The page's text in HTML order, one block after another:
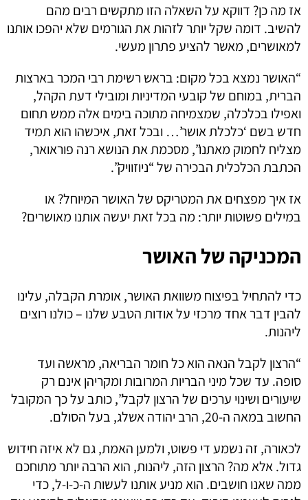
אז מה כן? דווקא על השאלה הזו מתקשים רבים מהם
להשיב. דומה שקל יותר לזהות את הגורמים שלא יהפכו אותנו
למאושרים, מאשר להציע פתרון מעשי.
“האושר נמצא בכל מקום: בראש רשימת רבי המכר בארצות
הברית, במוחם של קובעי המדיניות ומובילי דעת הקהל,
ואפילו בכלכלה, שמצמיחה מתוכה בימים אלה ממש תחום
חדש בשם ‘כלכלת אושר’… ובכל זאת, איכשהו הוא תמיד
מצליח לחמוק מאתנו”, מסכמת את הנושא רנה פוראואר,
הכתבת הכלכלית הבכירה של “ניוזוויק”.
אז איך מפצחים את המטריקס של האושר המיוחל? או
במילים פשוטות יותר: מה בכל זאת יעשה אותנו מאושרים?
המכניקה של האושר
כדי להתחיל בפיצוח משוואת האושר, אומרת הקבלה, עלינו
להבין דבר אחד מרכזי על אודות הטבע שלנו – כולנו רוצים
ליהנות.
“הרצון לקבל הנאה הוא כל חומר הבריאה, מראשה ועד
סופה. עד שכל מיני הבריות המרובות ומקריהן אינם רק
שיעורים ושינוי ערכים של הרצון לקבל”, כותב על כך המקובל
החשוב במאה ה-20, הרב יהודה אשלג, בעל הסולם.
לכאורה, זה נשמע די פשוט, ולמען האמת, גם לא איזה חידוש
גדול. אלא מה? הרצון הזה, ליהנות, הוא הרבה יותר מתוחכם
ממה שאנו חושבים. הוא מניע אותנו לעשות ה-כ-ו-ל, כדי